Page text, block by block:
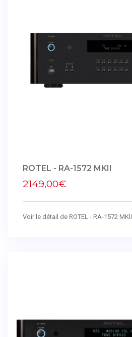
ROTEL - RA-1572 MKII
2149,00€
Voir le détail de ROTEL - RA-1572 MKII